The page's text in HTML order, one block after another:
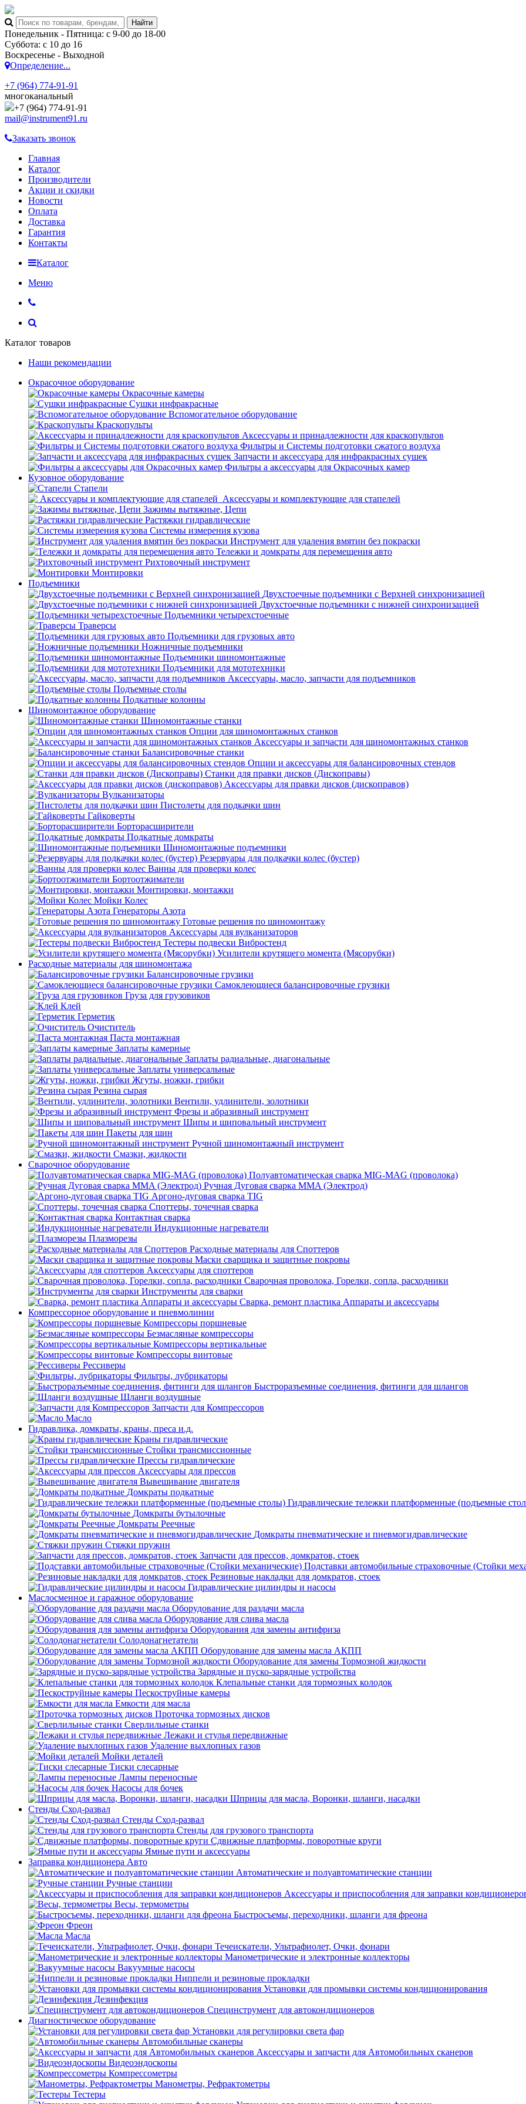
Понедельник - Пятница: с 9-00 до 18-00
Суббота: с 10 до 16
Воскресенье - Выходной
Определение...
+7 (964) 774-91-91
многоканальный
+7 (964) 774-91-91
mail@instrument91.ru
Заказать звонок
Главная
Каталог
Производители
Акции и скидки
Новости
Оплата
Доставка
Гарантия
Контакты
Каталог
Меню
Каталог товаров
Наши рекомендации
Окрасочное оборудование
Окрасочные камеры
Сушки инфракрасные
Вспомогательное оборудование
Краскопульты
Аксессуары и принадлежности для краскопультов
Фильтры и Системы подготовки сжатого воздуха
Запчасти и аксессуара для инфракрасных сушек
Фильтры а аксессуары для Окрасочных камер
Кузовное оборудование
Стапели
Аксессуары и комплектующие для стапелей
Зажимы вытяжные, Цепи
Растяжки гидравлические
Системы измерения кузова
Инструмент для удаления вмятин без покраски
Тележки и домкраты для перемещения авто
Рихтовочный инструмент
Монтировки
Подъемники
Двухстоечные подъемники с Верхней синхронизацией
Двухстоечные подъемники с нижней синхронизацией
Подъемники четырехстоечные
Траверсы
Подъемники для грузовых авто
Ножничные подъемники
Подъемники шиномонтажные
Подъемники для мототехники
Аксессуары, масло, запчасти для подъемников
Подъемные столы
Подкатные колонны
Шиномонтажное оборудование
Шиномонтажные станки
Опции для шиномонтажных станков
Аксессуары и запчасти для шиномонтажных станков
Балансировочные станки
Опции и аксессуары для балансировочных стендов
Станки для правки дисков (Дископравы)
Аксессуары для правки дисков (дископравов)
Вулканизаторы
Пистолеты для подкачки шин
Гайковерты
Борторасширители
Подкатные домкраты
Шиномонтажные подъемники
Резервуары для подкачки колес (бустер)
Ванны для проверки колес
Бортоотжиматели
Монтировки, монтажки
Мойки Колес
Генераторы Азота
Готовые решения по шиномонтажу
Аксессуары для вулканизаторов
Тестеры подвески Вибростенд
Усилители крутящего момента (Мясорубки)
Расходные материалы для шиномонтажа
Балансировочные грузики
Самоклеющиеся балансировочные грузики
Груза для грузовиков
Клей
Герметик
Очиститель
Паста монтажная
Заплаты камерные
Заплаты радиальные, диагональные
Заплаты универсальные
Жгуты, ножки, грибки
Резина сырая
Вентили, удлинители, золотники
Фрезы и абразивный инструмент
Шипы и шиповальный инструмент
Пакеты для шин
Ручной шиномонтажный инструмент
Смазки, жидкости
Сварочное оборудование
Полуавтоматическая сварка MIG-MAG (проволока)
Ручная Дуговая сварка MMA (Электрод)
Аргоно-дуговая сварка TIG
Споттеры, точечная сварка
Контактная сварка
Индукционные нагреватели
Плазморезы
Расходные материалы для Споттеров
Маски сварщика и защитные покровы
Аксессуары для споттеров
Сварочная проволока, Горелки, сопла, расходники
Инструменты для сварки
Сварка, ремонт пластика Аппараты и аксессуары
Компрессорное оборудование и пневмолинии
Компрессоры поршневые
Безмасляные компрессоры
Компрессоры вертикальные
Компрессоры винтовые
Рессиверы
Фильтры, лубрикаторы
Быстроразъемные соединения, фитинги для шлангов
Шланги воздушные
Запчасти для Компрессоров
Масло
Гидравлика, домкраты, краны, преса и.д.
Краны гидравлические
Стойки трансмиссионные
Прессы гидравлические
Аксессуары для прессов
Вывешивание двигателя
Домкраты подкатные
Гидравлические тележки платформенные (подъемные
Домкраты бутылочные
Домкраты Реечные
Домкраты пневматические и пневмогидравлические
Стяжки пружин
Запчасти для прессов, домкратов, стоек
Подставки автомобильные страховочные (Стойки
Резиновые накладки для домкратов, стоек
Гидравлические цилиндры и насосы
Маслосменное и гаражное оборудование
Оборудование для раздачи масла
Оборудование для слива масла
Оборудования для замены антифриза
Солодонагнетатели
Оборудование для замены масла АКПП
Оборудование для замены Тормозной жидкости
Зарядные и пуско-зарядные устройства
Клепальные станки для тормозных колодок
Пескоструйные камеры
Емкости для масла
Проточка тормозных дисков
Сверлильные станки
Лежаки и стулья передвижные
Удаление выхлопных газов
Мойки деталей
Тиски слесарные
Лампы переносные
Насосы для бочек
Шприцы для масла, Воронки, шланги, насадки
Стенды Сход-развал
Стенды Сход-развал
Стенды для грузового транспорта
Сдвижные платформы, поворотные круги
Ямные пути и аксессуары
Заправка кондиционера Авто
Автоматические и полуавтоматические станции
Ручные станции
Аксессуары и приспособления для заправки
Весы, термометры
Быстросъемы, переходники, шланги для фреона
Фреон
Масла
Течеискатели, Ультрафиолет, Очки, фонари
Манометрические и электронные коллекторы
Вакуумные насосы
Ниппели и резиновые прокладки
Установки для промывки системы кондиционирования
Дезинфекция
Специнструмент для автокондиционеров
Диагностическое оборудование
Установки для регулировки света фар
Автомобильные сканеры
Аксессуары и запчасти для Автомобильных сканеров
Видеоэндоскопы
Компрессометры
Манометры, Рефрактометры
Тестеры